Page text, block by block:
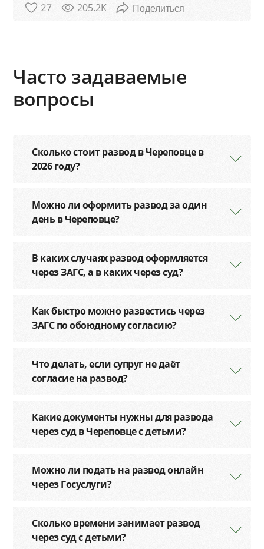
27 205.2K
Часто задаваемые
вопросы
Сколько стоит развод в Череповце в
2026 году?
Можно ли оформить развод за один
день в Череповце?
В каких случаях развод оформляется
через ЗАГС, а в каких через суд?
Как быстро можно развестись через
ЗАГС по обоюдному согласию?
Что делать, если супруг не даёт
согласие на развод?
Какие документы нужны для развода
через суд в Череповце с детьми?
Можно ли подать на развод онлайн
через Госуслуги?
Сколько времени занимает развод
через суд с детьми?